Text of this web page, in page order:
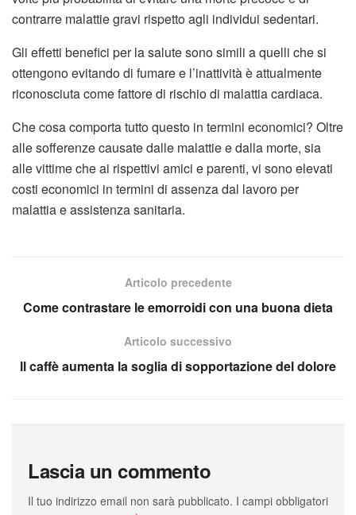
contrarre malattie gravi rispetto agli individui sedentari.
Gli effetti benefici per la salute sono simili a quelli che si
ottengono evitando di fumare e l’inattività è attualmente
riconosciuta come fattore di rischio di malattia cardiaca.
Che cosa comporta tutto questo in termini economici? Oltre
alle sofferenze causate dalle malattie e dalla morte, sia
alle vittime che ai rispettivi amici e parenti, vi sono elevati
costi economici in termini di assenza dal lavoro per
malattia e assistenza sanitaria.
Articolo precedente
Come contrastare le emorroidi con una buona dieta
Articolo successivo
ll caffè aumenta la soglia di sopportazione del dolore
Lascia un commento
Il tuo indirizzo email non sarà pubblicato. I campi obbligatori